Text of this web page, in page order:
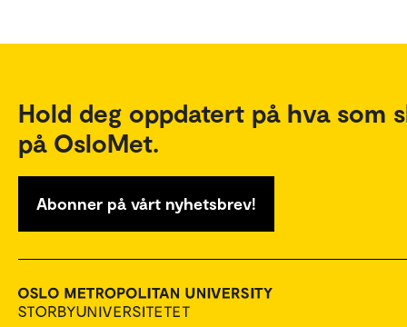
Hold deg oppdatert på hva som
på OsloMet.
Abonner på vårt nyhetsbrev!